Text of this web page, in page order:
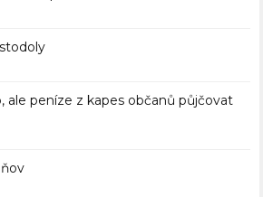
ale peníze z kapes občanů půjčovat